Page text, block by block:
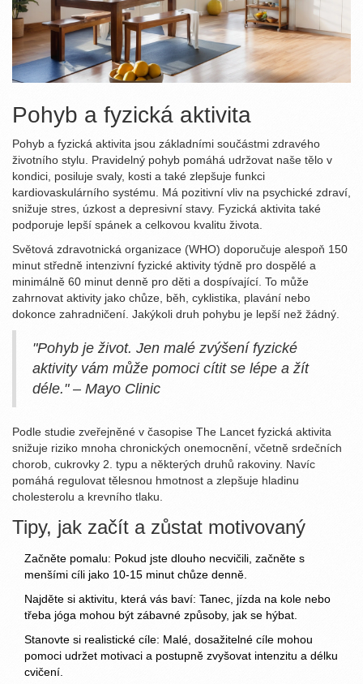
Pohyb a fyzická aktivita
Pohyb a fyzická aktivita jsou základními součástmi zdravého
životního stylu. Pravidelný pohyb pomáhá udržovat naše tělo v
kondici, posiluje svaly, kosti a také zlepšuje funkci
kardiovaskulárního systému. Má pozitivní vliv na psychické zdraví,
snižuje stres, úzkost a depresivní stavy. Fyzická aktivita také
podporuje lepší spánek a celkovou kvalitu života.
Světová zdravotnická organizace (WHO) doporučuje alespoň 150
minut středně intenzivní fyzické aktivity týdně pro dospělé a
minimálně 60 minut denně pro děti a dospívající. To může
zahrnovat aktivity jako chůze, běh, cyklistika, plavání nebo
dokonce zahradničení. Jakýkoli druh pohybu je lepší než žádný.
"Pohyb je život. Jen malé zvýšení fyzické
aktivity vám může pomoci cítit se lépe a žít
déle." – Mayo Clinic
Podle studie zveřejněné v časopise The Lancet fyzická aktivita
snižuje riziko mnoha chronických onemocnění, včetně srdečních
chorob, cukrovky 2. typu a některých druhů rakoviny. Navíc
pomáhá regulovat tělesnou hmotnost a zlepšuje hladinu
cholesterolu a krevního tlaku.
Tipy, jak začít a zůstat motivovaný
Začněte pomalu: Pokud jste dlouho necvičili, začněte s
menšími cíli jako 10-15 minut chůze denně.
Najděte si aktivitu, která vás baví: Tanec, jízda na kole nebo
třeba jóga mohou být zábavné způsoby, jak se hýbat.
Stanovte si realistické cíle: Malé, dosažitelné cíle mohou
pomoci udržet motivaci a postupně zvyšovat intenzitu a délku
cvičení.